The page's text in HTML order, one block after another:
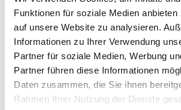
Funktionen für soziale Medien
auf unsere Website zu analysieren.
Informationen zu Ihrer Verwendung
Partner für soziale Medien, Werbung
Partner führen diese Informationen
Daten zusammen, die Sie ihnen
Rahmen Ihrer Nutzung der Dienste
unsere Reiseberater.
UDO DIEHL Reisen GmbH & Co.
Raiffeisenstraße 20
35083 Wetter (Hessen)
Telefon:(06423) 9296 0
Fax: (06423) 9296 80